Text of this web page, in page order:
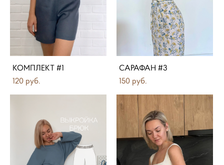
КОМПЛЕКТ #1
120 pуб.
САРАФАН #3
150 pуб.